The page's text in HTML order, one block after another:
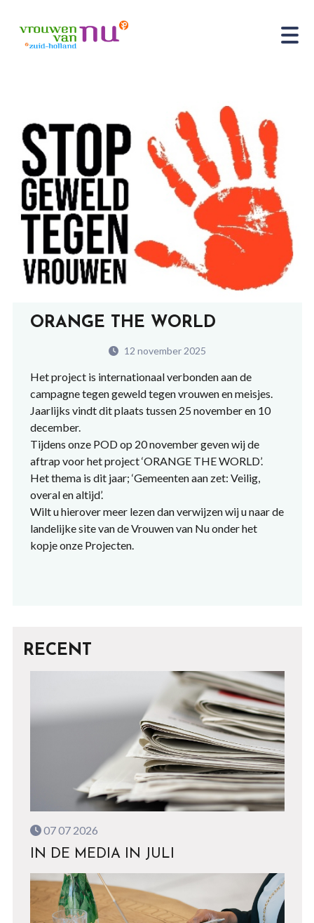
ORANGE THE WORLD
12 november 2025
Het project is internationaal verbonden aan de
campagne tegen geweld tegen vrouwen en meisjes.
Jaarlijks vindt dit plaats tussen 25 november en 10
december.
Tijdens onze POD op 20 november geven wij de
aftrap voor het project ‘ORANGE THE WORLD’.
Het thema is dit jaar; ‘Gemeenten aan zet: Veilig,
overal en altijd’.
Wilt u hierover meer lezen dan verwijzen wij u naar de
landelijke site van de Vrouwen van Nu onder het
kopje onze Projecten.
RECENT
07 07 2026
IN DE MEDIA IN JULI